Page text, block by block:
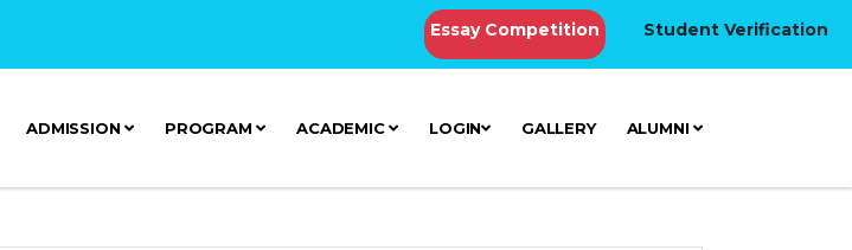
Essay Competition Student Verification
ADMISSION PROGRAM ACADEMIC LOGIN GALLERY ALUMNI